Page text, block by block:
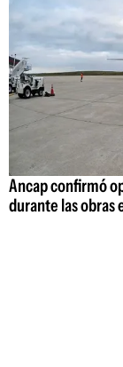
Ancap confirmó
durante las obras